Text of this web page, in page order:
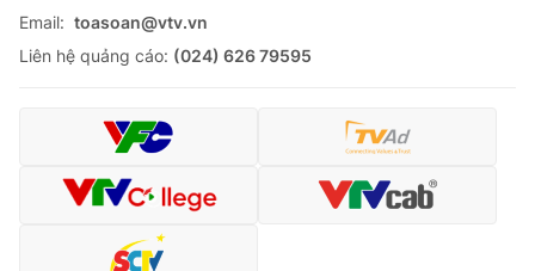
Email: toasoan@vtv.vn
Liên hệ quảng cáo: (024) 626 79595